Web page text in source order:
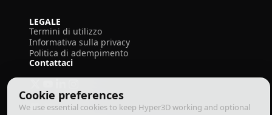
Cookie preferences
We use essential cookies to keep Hyper3D working and optional
LEGALE
Termini di utilizzo
Informativa sulla privacy
Politica di adempimento
Contattaci